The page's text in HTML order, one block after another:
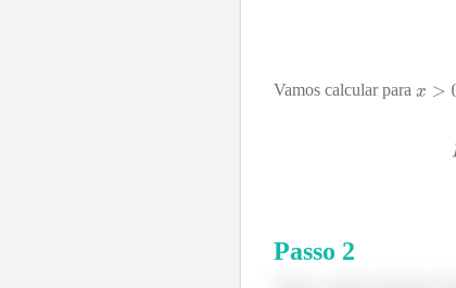
Vamos calcular para
Passo 2